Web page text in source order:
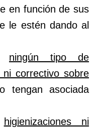
en función de sus
le estén dando al
ningún tipo de
ni correctivo sobre
tengan asociada
higienizaciones ni